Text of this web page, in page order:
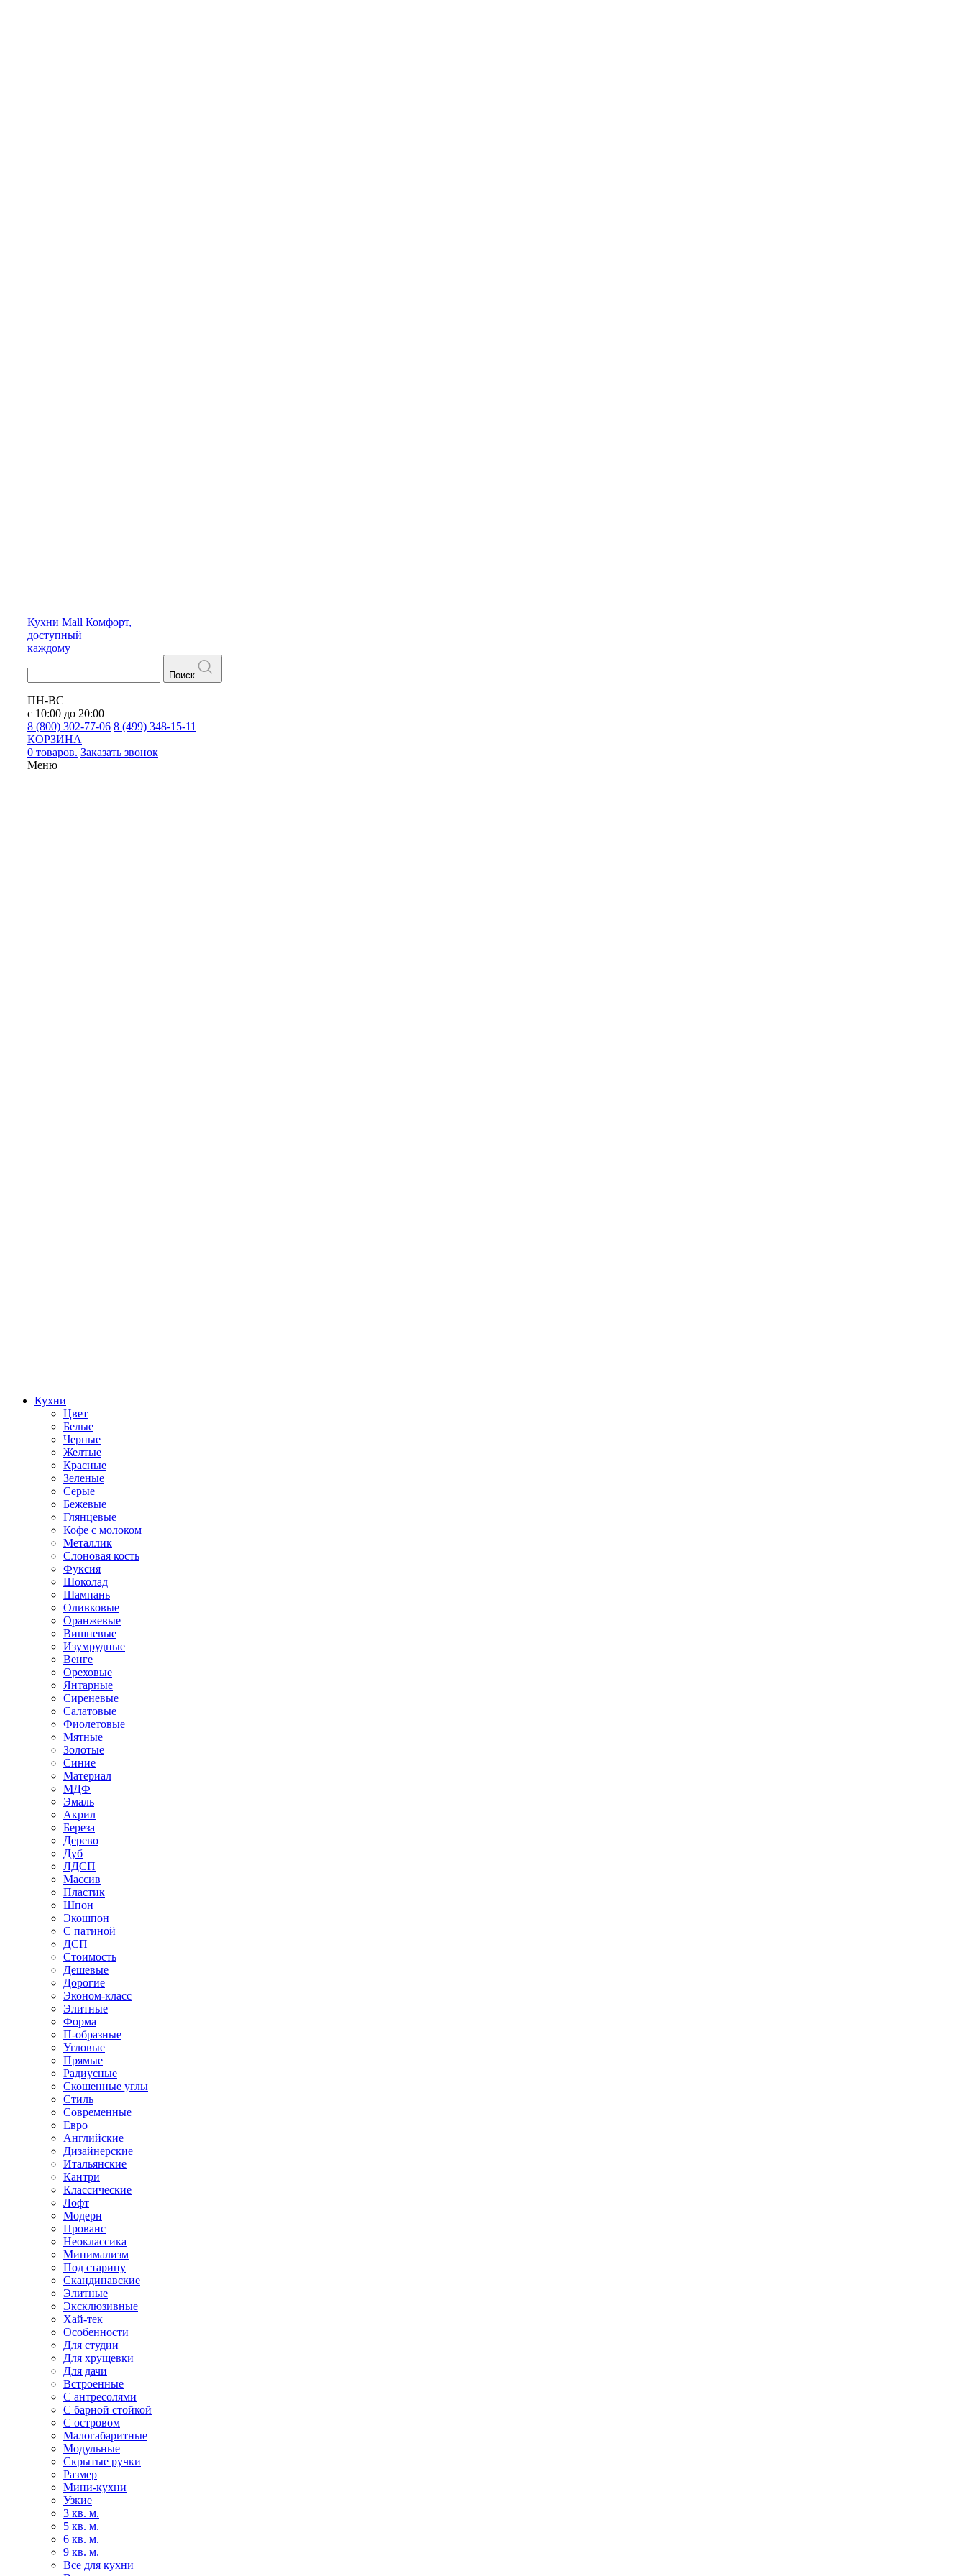
Кухни Mall Комфорт,
доступный
каждому
Поиск
ПН-ВС
с 10:00 до 20:00
8 (800) 302-77-06 8 (499) 348-15-11
КОРЗИНА
0 товаров. Заказать звонок
Меню
Кухни
Цвет
Белые
Черные
Желтые
Красные
Зеленые
Серые
Бежевые
Глянцевые
Кофе с молоком
Металлик
Слоновая кость
Фуксия
Шоколад
Шампань
Оливковые
Оранжевые
Вишневые
Изумрудные
Венге
Ореховые
Янтарные
Сиреневые
Салатовые
Фиолетовые
Мятные
Золотые
Синие
Материал
МДФ
Эмаль
Акрил
Береза
Дерево
Дуб
ЛДСП
Массив
Пластик
Шпон
Экошпон
С патиной
ДСП
Стоимость
Дешевые
Дорогие
Эконом-класс
Элитные
Форма
П-образные
Угловые
Прямые
Радиусные
Скошенные углы
Стиль
Современные
Евро
Английские
Дизайнерские
Итальянские
Кантри
Классические
Лофт
Модерн
Прованс
Неоклассика
Минимализм
Под старину
Скандинавские
Элитные
Эксклюзивные
Хай-тек
Особенности
Для студии
Для хрущевки
Для дачи
Встроенные
С антресолями
С барной стойкой
С островом
Малогабаритные
Модульные
Скрытые ручки
Размер
Мини-кухни
Узкие
3 кв. м.
5 кв. м.
6 кв. м.
9 кв. м.
Все для кухни